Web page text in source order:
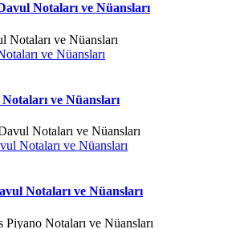
Notaları ve Nüansları
ve Nüansları
ve Nüansları
Notaları ve Nüansları
Notaları ve Nüansları